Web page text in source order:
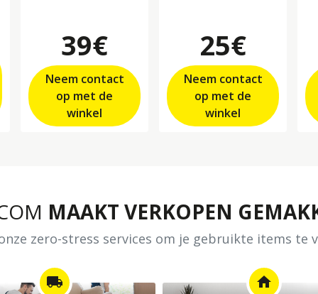
39€
Neem contact
op met de
winkel
25€
Neem contact
op met de
winkel
MAAKT VERKOPEN
zero-stress services om je gebruikte items te
local_shipping home